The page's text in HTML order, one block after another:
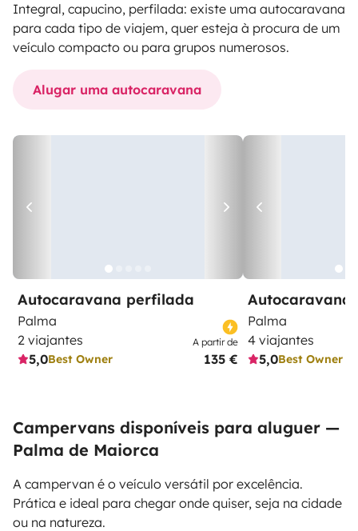
Integral, capucino, perfilada: existe uma autocaravana
para cada tipo de viajem, quer esteja à procura de um
veículo compacto ou para grupos numerosos.
Alugar uma autocaravana
Autocaravana perfilada
Palma
2 viajantes
5,0Best Owner
A partir de
135 €
Palma
4 viajantes
5,0Best Owner
Campervans disponíveis para aluguer —
Palma de Maiorca
A campervan é o veículo versátil por excelência.
Prática e ideal para chegar onde quiser, seja na cidade
ou na natureza.